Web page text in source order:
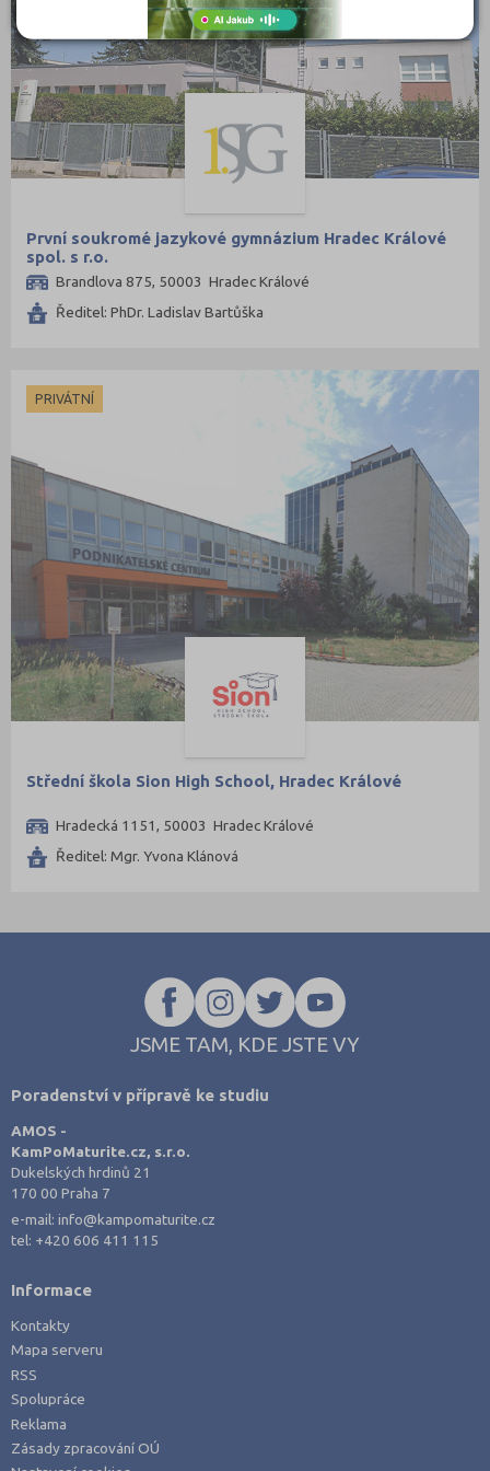
Sokolov (2)
Strakonice (2)
Svitavy (4)
Šumperk (2)
Trutnov (4)
Třebíč (3)
Uherské Hradiště (5)
Ústí nad Orlicí (5)
Vyškov (2)
Zlín (6)
Znojmo (3)
Žďár nad Sázavou (5)
První soukromé jazykové gymnázium Hradec Králové
spol. s r.o.
Brandlova 875, 50003 Hradec Králové
Ředitel: PhDr. Ladislav Bartůška
PRIVÁTNÍ
Střední škola Sion High School, Hradec Králové
Hradecká 1151, 50003 Hradec Králové
Ředitel: Mgr. Yvona Klánová
JSME TAM, KDE JSTE VY
Poradenství v přípravě ke studiu
AMOS -
KamPoMaturite.cz, s.r.o.
Dukelských hrdinů 21
170 00 Praha 7
e-mail:info@kampomaturite.cz
tel: +420 606 411 115
Informace
Kontakty
Mapa serveru
RSS
Spolupráce
Reklama
Zásady zpracování OÚ